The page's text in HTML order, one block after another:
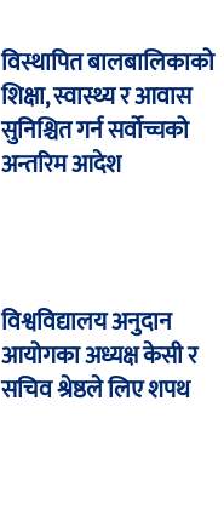
विस्थापित बालबालिकाको
शिक्षा, स्वास्थ्य र आवास
सुनिश्चित गर्न सर्वोच्चको
अन्तरिम आदेश
विश्वविद्यालय अनुदान
आयोगका अध्यक्ष केसी र
सचिव श्रेष्ठले लिए शपथ